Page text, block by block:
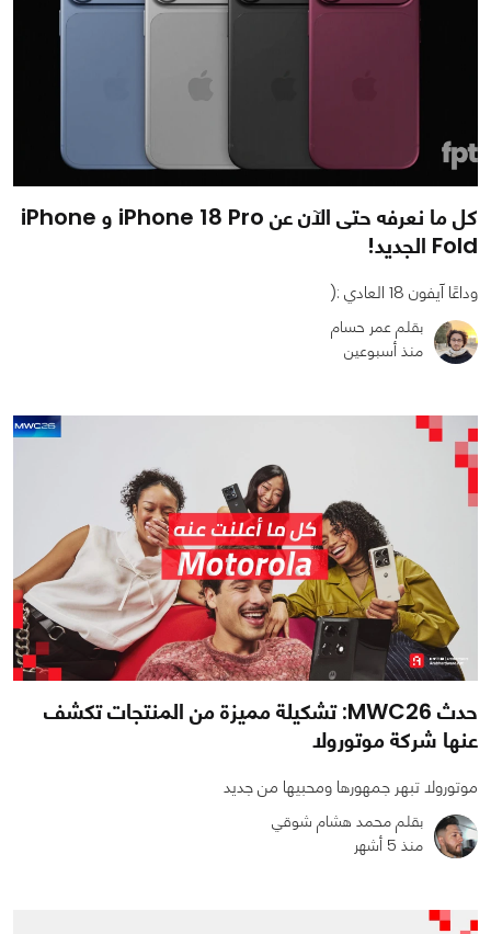
كل ما نعرفه حتى الآن عن iPhone 18 Pro و iPhone
Fold الجديد!
وداعًا آيفون 18 العادي :(
بقلم عمر حسام
منذ أسبوعين
حدث MWC26: تشكيلة مميزة من المنتجات تكشف
عنها شركة موتورولا
موتورولا تبهر جمهورها ومحبيها من جديد
بقلم محمد هشام شوقي
منذ 5 أشهر